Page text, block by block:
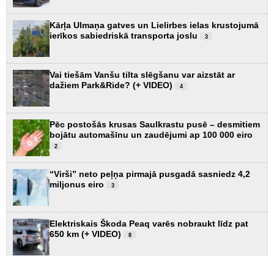
Kārļa Ulmaņa gatves un Lielirbes ielas krustojumā
ierīkos sabiedriskā transporta joslu
3
Vai tiešām Vanšu tilta slēgšanu var aizstāt ar
dažiem Park&Ride? (+ VIDEO)
4
Pēc postošās krusas Saulkrastu pusē – desmitiem
bojātu automašīnu un zaudējumi ap 100 000 eiro
2
“Virši” neto peļņa pirmajā pusgadā sasniedz 4,2
miljonus eiro
3
Elektriskais Škoda Peaq varēs nobraukt līdz pat
650 km (+ VIDEO)
8